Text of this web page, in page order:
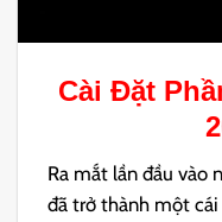
Cài Đặt
Ra mắt lần đầu vào
đã trở thành một